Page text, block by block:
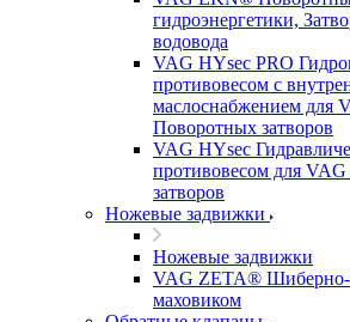
гидроэнергетики,
водовода
VAG HYsec PRO
противовесом с
маслоснабжением для
Поворотных затворов
VAG HYsec
противовесом для
затворов
Ножевые задвижки
Ножевые задвижки
VAG ZETA® Шиберно-
маховиком